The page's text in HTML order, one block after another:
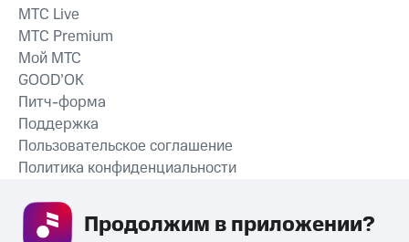
СКАЧАТЬ ПРИЛОЖЕНИЕ
MTС Live
MTС Premium
Мой МТС
GOOD’OK
Питч-форма
Поддержка
Пользовательское соглашение
Политика конфиденциальности